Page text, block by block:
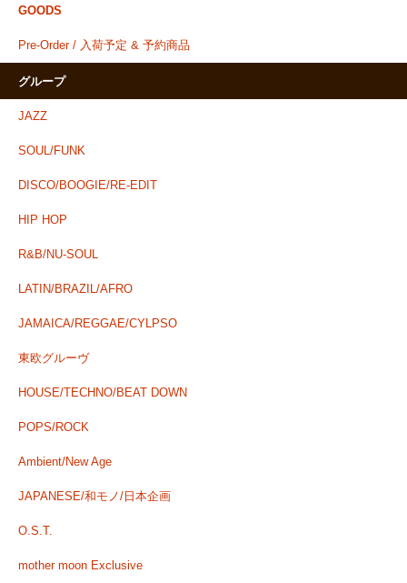
GOODS
Pre-Order / 入荷予定 & 予約商品
グループ
JAZZ
SOUL/FUNK
DISCO/BOOGIE/RE-EDIT
HIP HOP
R&B/NU-SOUL
LATIN/BRAZIL/AFRO
JAMAICA/REGGAE/CYLPSO
東欧グルーヴ
HOUSE/TECHNO/BEAT DOWN
POPS/ROCK
Ambient/New Age
JAPANESE/和モノ/日本企画
O.S.T.
mother moon Exclusive